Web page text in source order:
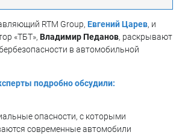
RTM Group, Евгений Царев, и
«ТБТ», Владимир Педанов, раскрывают
в автомобильной
подробно обсудили:
опасности, с которыми
современные автомобили